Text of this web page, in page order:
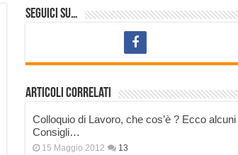
Seguici su…
Articoli correlati
Colloquio di Lavoro, che cos’è ? Ecco alcuni
Consigli…
15 Maggio 2012 13